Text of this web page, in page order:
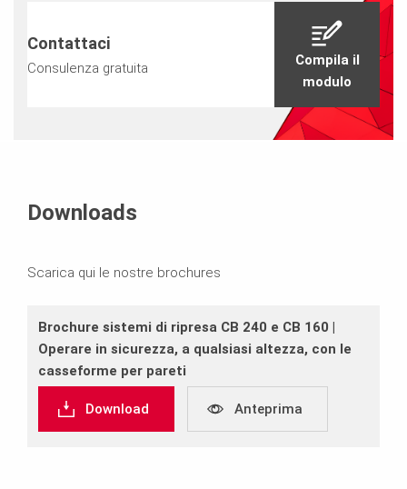
Contattaci
Consulenza gratuita
Compila il
modulo
Downloads
Scarica qui le nostre brochures
Brochure sistemi di ripresa CB 240 e CB 160 |
Operare in sicurezza, a qualsiasi altezza, con le
casseforme per pareti
Download Anteprima